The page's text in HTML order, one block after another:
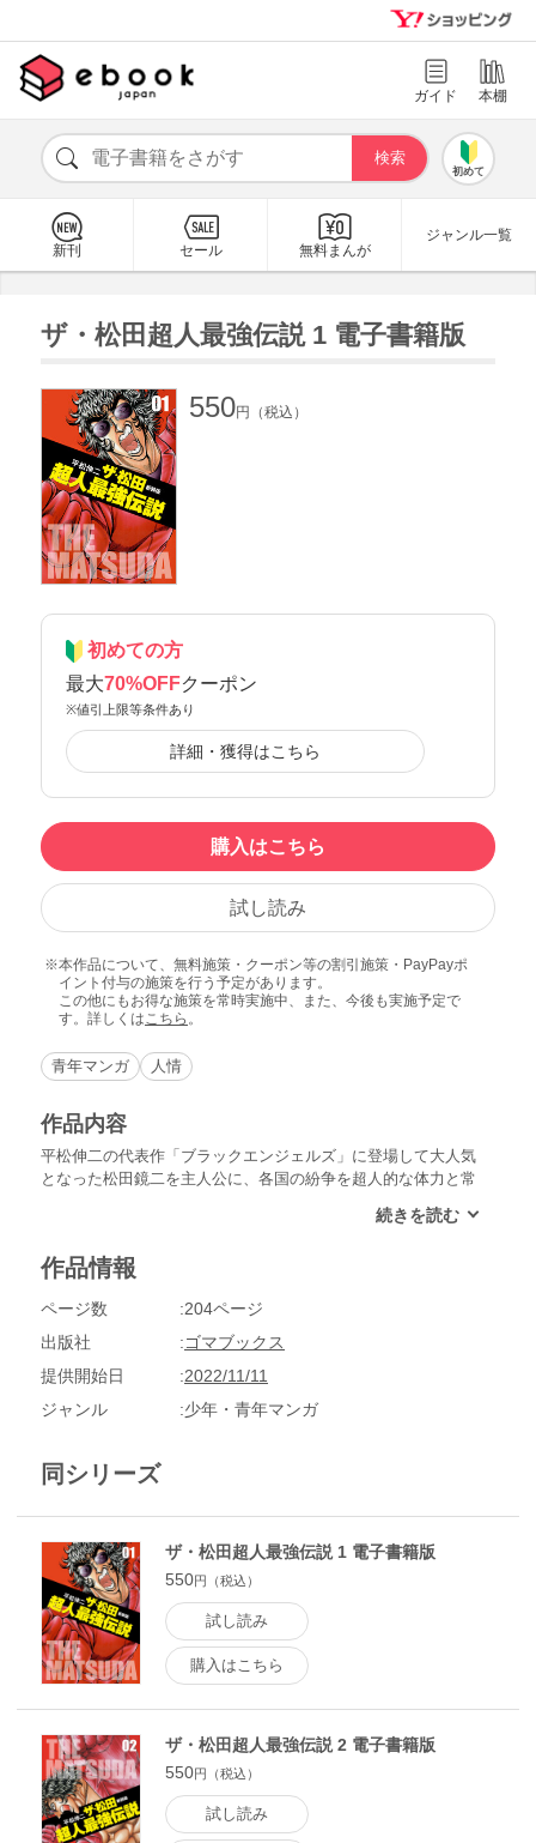
ガイド 本棚
初めて
新刊 セール 無料まんが
ジャンル一覧
ザ・松田超人最強伝説 1 電子書籍版
550円（税込）
初めての方
最大70%OFFクーポン
※値引上限等条件あり
詳細・獲得はこちら
購入はこちら
試し読み
本作品について、無料施策・クーポン等の割引施策・PayPayポ
イント付与の施策を行う予定があります。
この他にもお得な施策を常時実施中、また、今後も実施予定で
す。詳しくはこちら 。
青年マンガ 人情
作品内容
平松伸二の代表作「ブラックエンジェルズ」に登場して大人気
となった松田鏡二を主人公に、各国の紛争を超人的な体力と常
領から国民栄誉賞をもらうなど、面白さ抜群の傑作。
作品情報
ページ数
204ページ
出版社
ゴマブックス
提供開始日
2022/11/11
ジャンル
少年・青年マンガ
同シリーズ
ザ・松田超人最強伝説 1 電子書籍版
550円（税込）
試し読み
購入はこちら
ザ・松田超人最強伝説 2 電子書籍版
550円（税込）
試し読み